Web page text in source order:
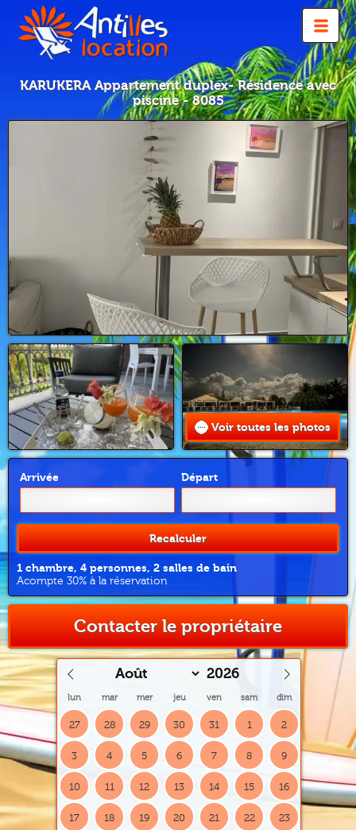
KARUKERA Appartement duplex- Résidence avec
piscine - 8085
Voir toutes les photos
Arrivée Départ
Recalculer
1 chambre, 4 personnes, 2 salles de bain
Acompte 30% à la réservation
Contacter le propriétaire
lun mar mer jeu ven sam dim
27 28 29 30 31 1 2
3 4 5 6 7 8 9
10 11 12 13 14 15 16
17 18 19 20 21 22 23